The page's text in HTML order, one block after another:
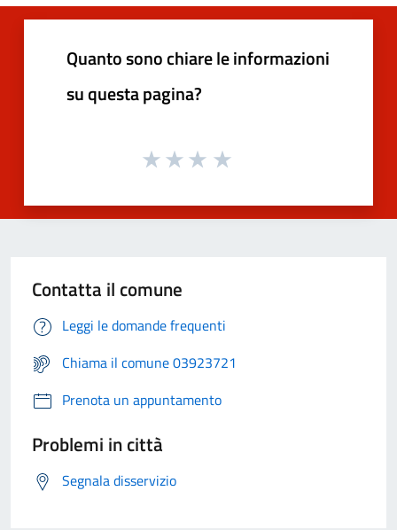
Quanto sono chiare le informazioni
su questa pagina?
Contatta il comune
Leggi le domande frequenti
Chiama il comune 03923721
Prenota un appuntamento
Problemi in città
Segnala disservizio